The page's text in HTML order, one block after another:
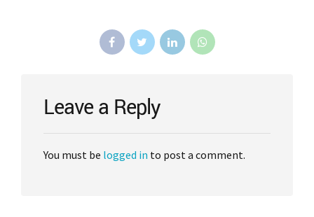
Leave a Reply
You must be logged in to post a comment.